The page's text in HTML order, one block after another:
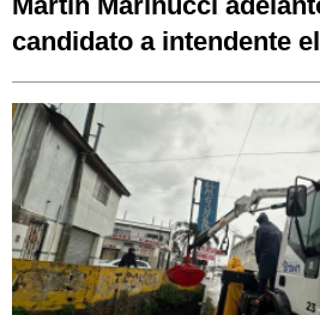
candidato a intendente